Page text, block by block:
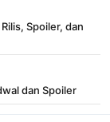
Spoiler, dan
dan Spoiler